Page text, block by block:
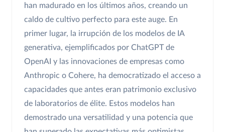
han madurado en los últimos años, creando un
caldo de cultivo perfecto para este auge. En
primer lugar, la irrupción de los modelos de IA
generativa, ejemplificados por ChatGPT de
OpenAI y las innovaciones de empresas como
Anthropic o Cohere, ha democratizado el acceso a
capacidades que antes eran patrimonio exclusivo
de laboratorios de élite. Estos modelos han
demostrado una versatilidad y una potencia que